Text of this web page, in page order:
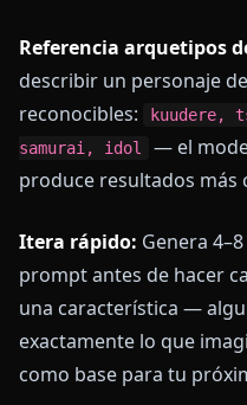
Referencia arquetipos
describir un personaje
reconocibles:
kuudere,
samurai, idol
— el
produce resultados más
Itera rápido: Genera
prompt antes de hacer
una característica —
exactamente lo que
como base para tu